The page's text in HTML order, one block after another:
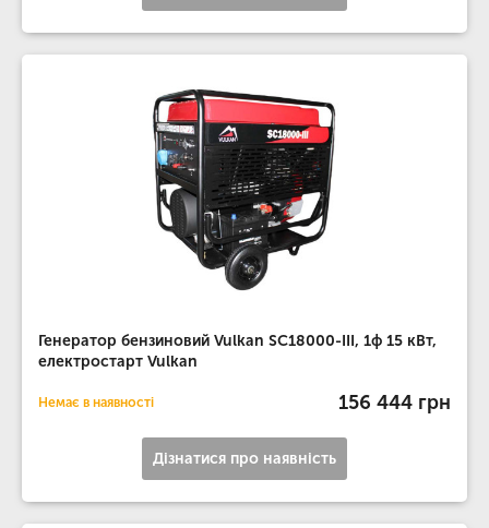
Генератор бензиновий Vulkan SC18000-III, 1ф 15 кВт,
електростарт Vulkan
Немає в наявності 156 444 грн
Дізнатися про наявність